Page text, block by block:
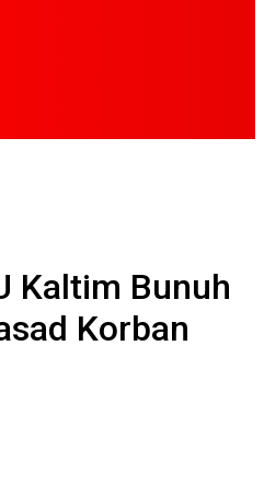
Kaltim Bunuh
Korban